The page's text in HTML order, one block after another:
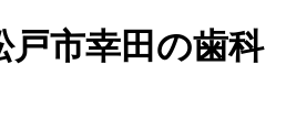
戸市幸田の歯科